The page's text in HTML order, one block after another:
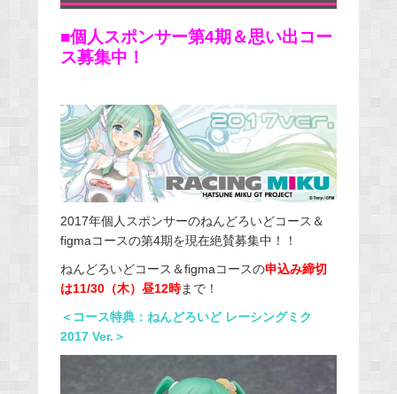
■個人スポンサー第4期＆思い出コー
ス募集中！
2017年個人スポンサーのねんどろいどコース＆
figmaコースの第4期を現在絶賛募集中！！
ねんどろいどコース＆figmaコースの申込み締切
は11/30（木）昼12時まで！
＜コース特典：ねんどろいど レーシングミク
2017 Ver.＞